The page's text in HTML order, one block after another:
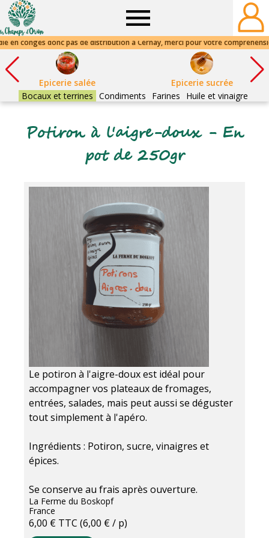
d'Orion
Epicerie salée
Epicerie sucrée
Bocaux et terrines Condiments Farines Huile et vinaigre
Potiron à l'aigre-doux - En
pot de 250gr
Le potiron à l'aigre-doux est idéal pour
accompagner vos plateaux de fromages,
entrées, salades, mais peut aussi se déguster
tout simplement à l'apéro.
Ingrédients : Potiron, sucre, vinaigres et
épices.
Se conserve au frais après ouverture.
La Ferme du Boskopf
France
6,00 € TTC (6,00 € / p)